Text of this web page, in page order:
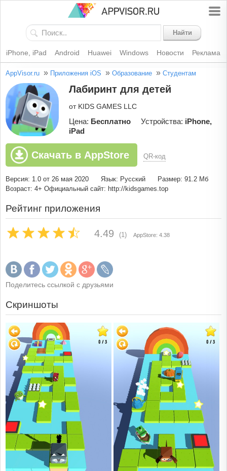
Найти
iPhone, iPad Android Huawei Windows Новости Реклама
AppVisor.ru » Приложения iOS » Образование » Студентам
Лабиринт для детей
от KIDS GAMES LLC
Цена: Бесплатно Устройства: iPhone,
iPad
Скачать в AppStore QR-код
Версия: 1.0 от 26 мая 2020 Язык: Русский
Размер: 91.2 Мб
Возраст: 4+ Официальный сайт: http://kidsgames.top
Рейтинг приложения
4.49 (1) AppStore: 4.38
Поделитесь ссылкой с друзьями
Скриншоты